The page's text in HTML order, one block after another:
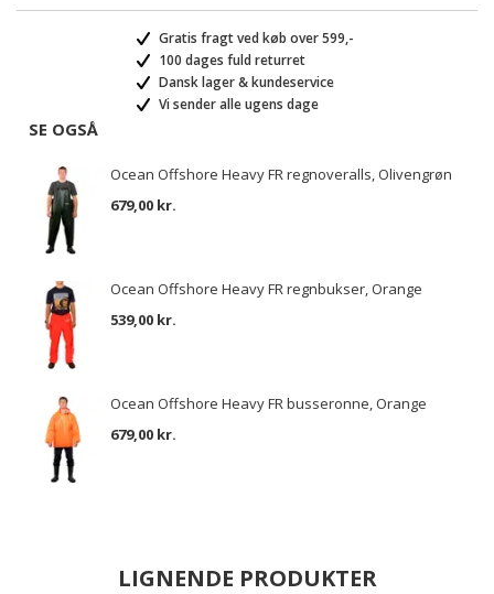
Gratis fragt ved køb over 599,-
100 dages fuld returret
Dansk lager & kundeservice
Vi sender alle ugens dage
SE OGSÅ
Ocean Offshore Heavy FR regnoveralls, Olivengrøn
679,00 kr.
Ocean Offshore Heavy FR regnbukser, Orange
539,00 kr.
Ocean Offshore Heavy FR busseronne, Orange
679,00 kr.
LIGNENDE PRODUKTER